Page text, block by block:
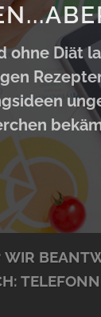
ohne Diät
WIR